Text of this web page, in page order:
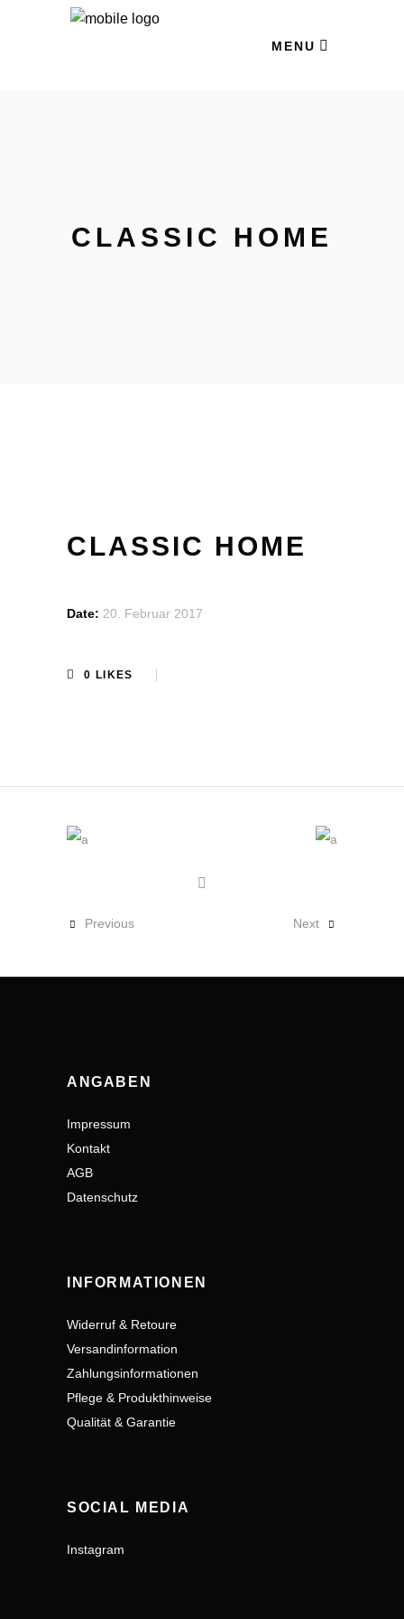
MENU
CLASSIC HOME
CLASSIC HOME
Date: 20. Februar 2017
0 LIKES
Previous Next
ANGABEN
Impressum
Kontakt
AGB
Datenschutz
INFORMATIONEN
Widerruf & Retoure
Versandinformation
Zahlungsinformationen
Pflege & Produkthinweise
Qualität & Garantie
SOCIAL MEDIA
Instagram